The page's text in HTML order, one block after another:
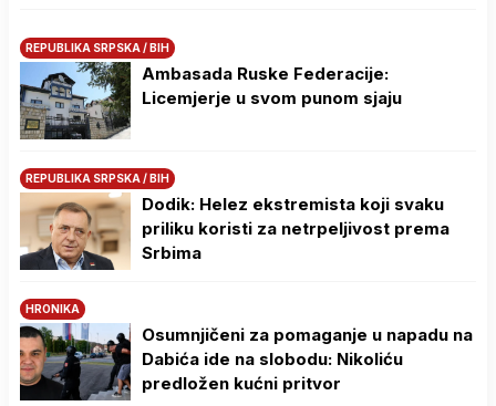
REPUBLIKA SRPSKA / BIH
Ambasada Ruske Federacije:
Licemjerje u svom punom sjaju
REPUBLIKA SRPSKA / BIH
Dodik: Helez ekstremista koji svaku
priliku koristi za netrpeljivost prema
Srbima
HRONIKA
Osumnjičeni za pomaganje u napadu na
Dabića ide na slobodu: Nikoliću
predložen kućni pritvor